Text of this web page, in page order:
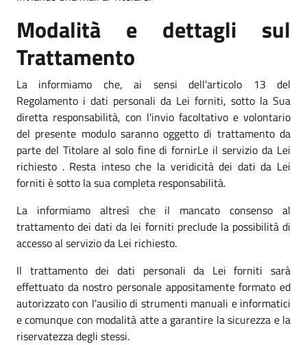
Modalità e dettagli sul
Trattamento
La informiamo che, ai sensi dell'articolo 13 del
Regolamento i dati personali da Lei forniti, sotto la Sua
diretta responsabilità, con l'invio facoltativo e volontario
del presente modulo saranno oggetto di trattamento da
parte del Titolare al solo fine di fornirLe il servizio da Lei
richiesto . Resta inteso che la veridicità dei dati da Lei
forniti è sotto la sua completa responsabilità.
La informiamo altresì che il mancato consenso al
trattamento dei dati da lei forniti preclude la possibilità di
accesso al servizio da Lei richiesto.
Il trattamento dei dati personali da Lei forniti sarà
effettuato da nostro personale appositamente formato ed
autorizzato con l'ausilio di strumenti manuali e informatici
e comunque con modalità atte a garantire la sicurezza e la
riservatezza degli stessi.